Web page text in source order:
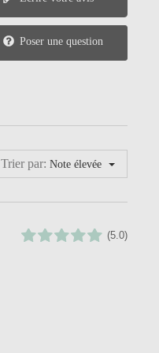
Poser une question
Trier par: Note élevée
(5.0)